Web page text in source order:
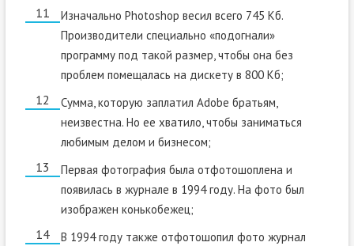
Изначально Photoshop весил всего 745 Кб.
Производители специально «подогнали»
программу под такой размер, чтобы она без
проблем помещалась на дискету в 800 Кб;
Сумма, которую заплатил Adobe братьям,
неизвестна. Но ее хватило, чтобы заниматься
любимым делом и бизнесом;
Первая фотография была отфотошоплена и
появилась в журнале в 1994 году. На фото был
изображен конькобежец;
В 1994 году также отфотошопил фото журнал